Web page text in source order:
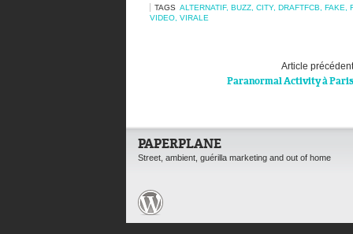
TAGS ALTERNATIF, BUZZ CITY, DRAFTFCB FAKE
VIDEO VIRALE
Article précédent
Paranormal Activity à Paris
PAPERPLANE
Street, ambient, guérilla marketing and out of home